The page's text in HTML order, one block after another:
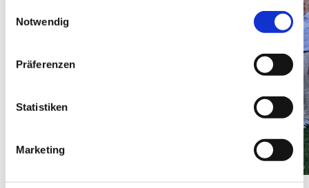
Notwendig
Präferenzen
Statistiken
Marketing